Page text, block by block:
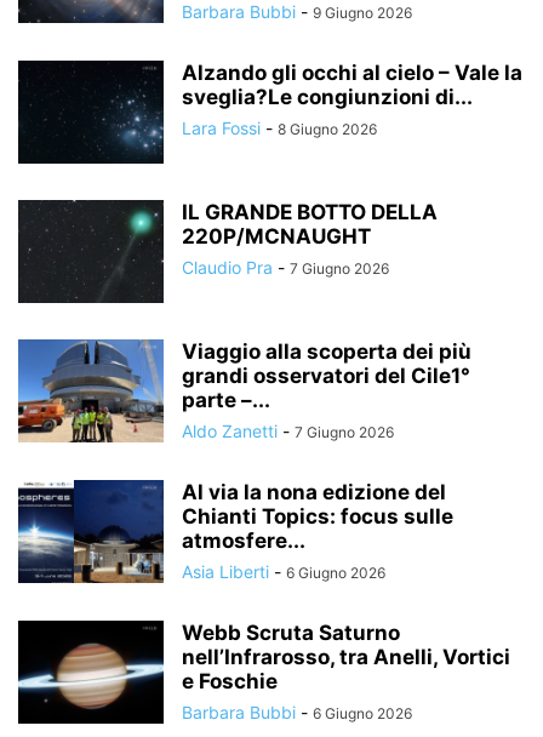
Barbara Bubbi - 9 Giugno 2026
Alzando gli occhi al cielo – Vale la
sveglia?Le congiunzioni di...
Lara Fossi - 8 Giugno 2026
IL GRANDE BOTTO DELLA
220P/MCNAUGHT
Claudio Pra - 7 Giugno 2026
Viaggio alla scoperta dei più
grandi osservatori del Cile1°
parte –...
Aldo Zanetti - 7 Giugno 2026
Al via la nona edizione del
Chianti Topics: focus sulle
atmosfere...
Asia Liberti - 6 Giugno 2026
Webb Scruta Saturno
nell’Infrarosso, tra Anelli, Vortici
e Foschie
Barbara Bubbi - 6 Giugno 2026